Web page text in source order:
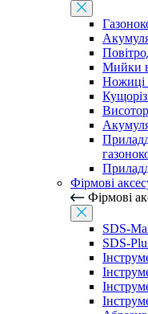
Мийки
Ножиці
Фірмові
Фірмові
SDS-
SDS-